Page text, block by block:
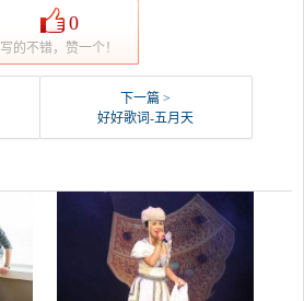
0
写的不错，赞一个！
下一篇 >
好好歌词-五月天